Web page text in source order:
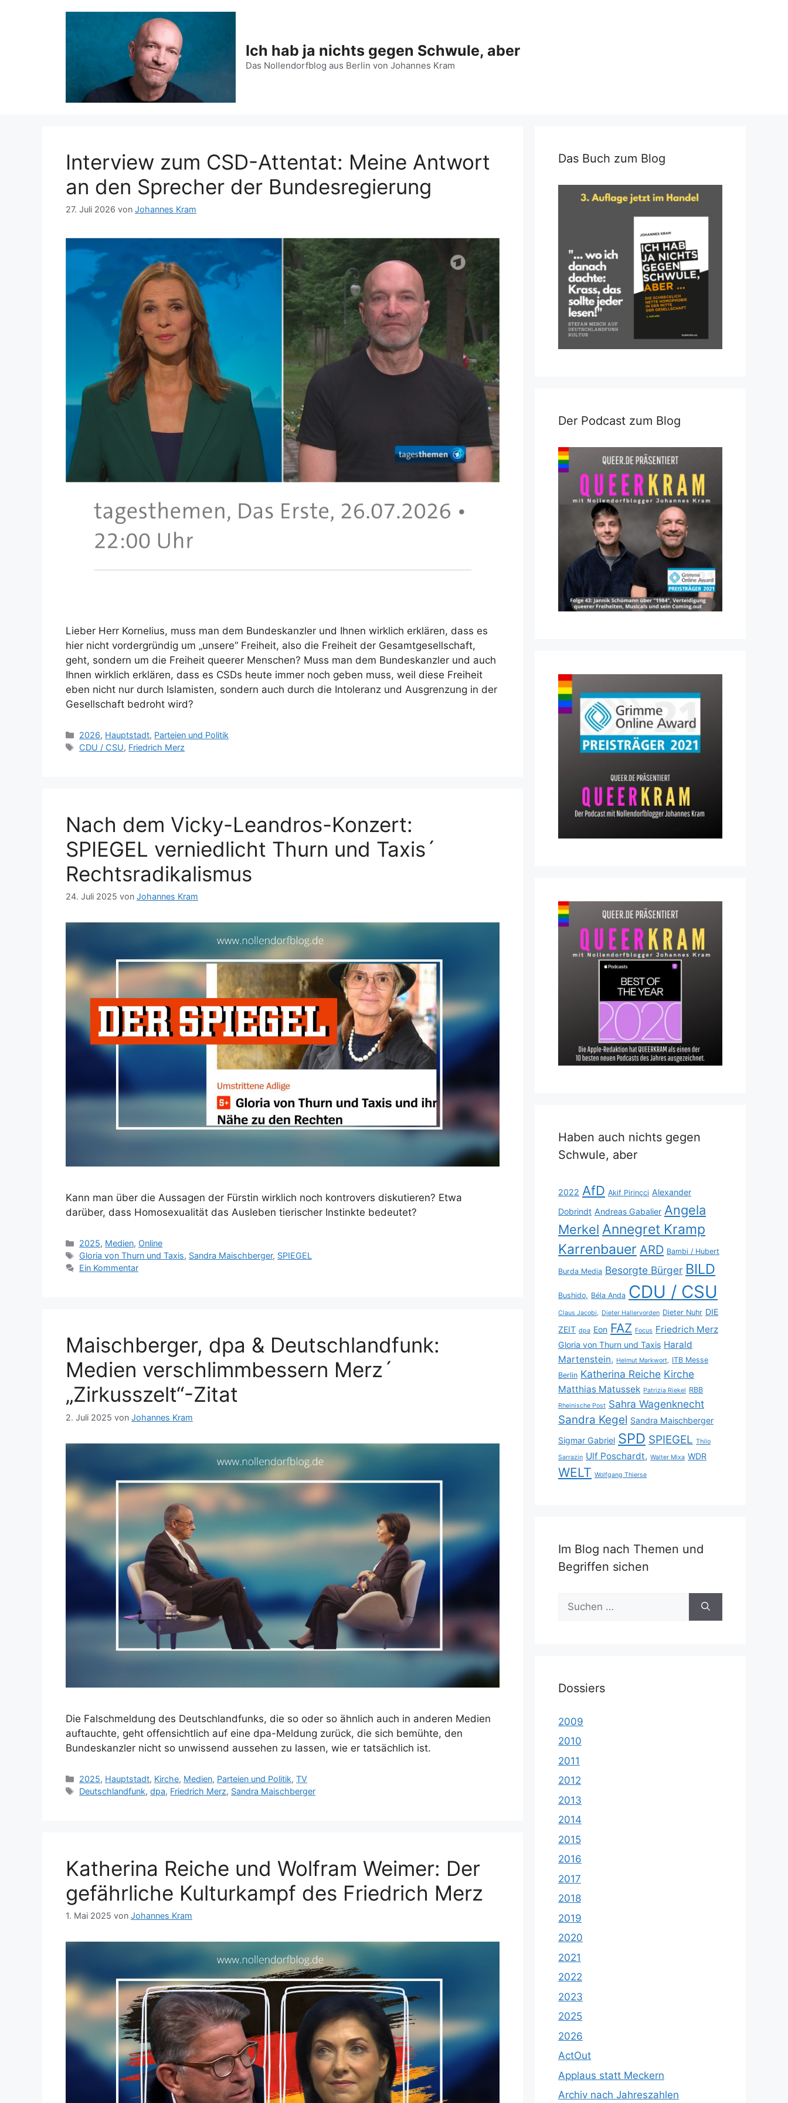
Ich hab ja nichts gegen Schwule, aber
Das Nollendorfblog aus Berlin von Johannes Kram
Interview zum CSD-Attentat: Meine Antwort
an den Sprecher der Bundesregierung
27. Juli 2026 von Johannes Kram
Lieber Herr Kornelius, muss man dem Bundeskanzler und Ihnen wirklich erklären, dass es
hier nicht vordergründig um „unsere“ Freiheit, also die Freiheit der Gesamtgesellschaft,
geht, sondern um die Freiheit queerer Menschen? Muss man dem Bundeskanzler und auch
Ihnen wirklich erklären, dass es CSDs heute immer noch geben muss, weil diese Freiheit
eben nicht nur durch Islamisten, sondern auch durch die Intoleranz und Ausgrenzung in der
Gesellschaft bedroht wird?
Kategorien
2026, Hauptstadt, Parteien und Politik
Schlagwörter
CDU / CSU, Friedrich Merz
Nach dem Vicky-Leandros-Konzert:
SPIEGEL verniedlicht Thurn und Taxis´
Rechtsradikalismus
24. Juli 2025 von Johannes Kram
Kann man über die Aussagen der Fürstin wirklich noch kontrovers diskutieren? Etwa
darüber, dass Homosexualität das Ausleben tierischer Instinkte bedeutet?
Kategorien
2025, Medien, Online
Schlagwörter
Gloria von Thurn und Taxis, Sandra Maischberger, SPIEGEL
Ein Kommentar
Maischberger, dpa & Deutschlandfunk:
Medien verschlimmbessern Merz´
„Zirkusszelt“-Zitat
2. Juli 2025 von Johannes Kram
Die Falschmeldung des Deutschlandfunks, die so oder so ähnlich auch in anderen Medien
auftauchte, geht offensichtlich auf eine dpa-Meldung zurück, die sich bemühte, den
Bundeskanzler nicht so unwissend aussehen zu lassen, wie er tatsächlich ist.
Kategorien
2025, Hauptstadt, Kirche, Medien, Parteien und Politik,TV
Schlagwörter
Deutschlandfunk,dpa, Friedrich Merz, Sandra Maischberger
Katherina Reiche und Wolfram Weimer: Der
gefährliche Kulturkampf des Friedrich Merz
1. Mai 2025 von Johannes Kram
Das Buch zum Blog
Der Podcast zum Blog
Haben auch nichts gegen
Schwule, aber
2022 AfD Akif Pirinçci Alexander
Dobrindt Andreas Gabalier Angela
Merkel Annegret Kramp
Karrenbauer ARD Bambi / Hubert
Burda Media Besorgte Bürger BILD
Bushido, Béla Anda CDU / CSU
Claus Jacobi, Dieter Hallervorden Dieter Nuhr DIE
ZEIT dpa Eon FAZ Focus Friedrich Merz
Gloria von Thurn und Taxis Harald
Martenstein, Helmut Markwort, ITB Messe
Berlin Katherina Reiche Kirche
Matthias Matussek Patrizia Riekel RBB
Rheinische Post Sahra Wagenknecht
Sandra Kegel Sandra Maischberger
Sigmar Gabriel SPD SPIEGEL Thilo
Sarrazin Ulf Poschardt, Walter Mixa WDR
WELT Wolfgang Thierse
Im Blog nach Themen und
Begriffen sichen
nach:
Dossiers
2009
2010
2011
2012
2013
2014
2015
2016
2017
2018
2019
2020
2021
2022
2023
2025
2026
ActOut
Applaus statt Meckern
Archiv nach Jahreszahlen